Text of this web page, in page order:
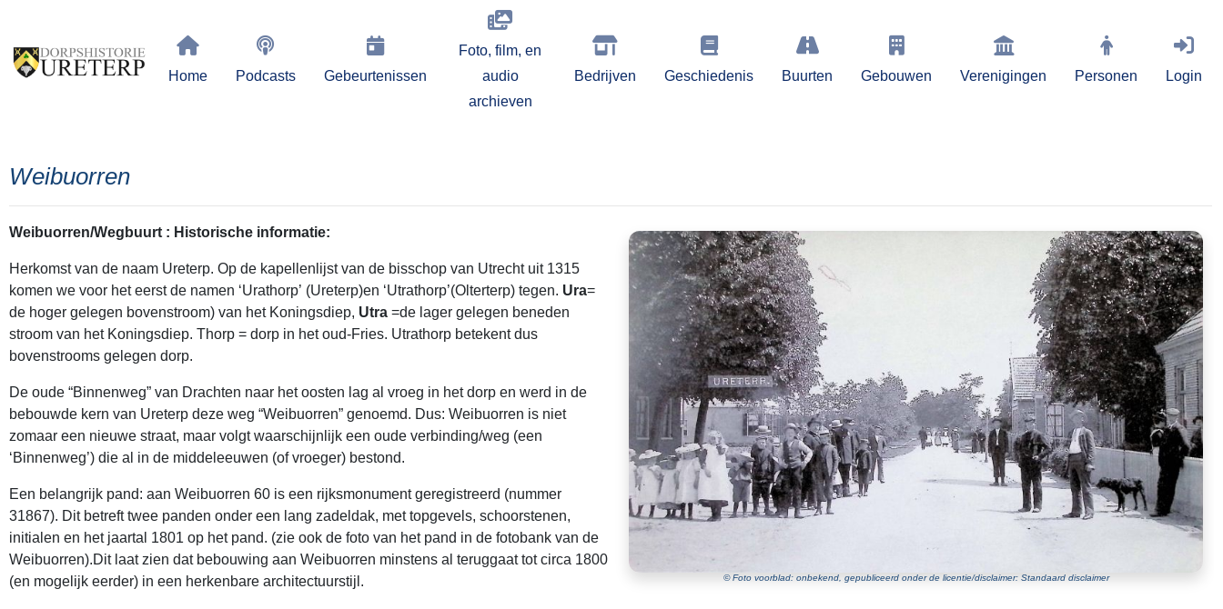
Home Podcasts Gebeurtenissen
Foto, film, en
audio
archieven
Bedrijven Geschiedenis Buurten Gebouwen Verenigingen Personen Login
Weibuorren
© Foto voorblad: onbekend, gepubliceerd onder de licentie/disclaimer: Standaard disclaimer
Weibuorren/Wegbuurt : Historische informatie:
Herkomst van de naam Ureterp. Op de kapellenlijst van de bisschop van Utrecht uit 1315
komen we voor het eerst de namen ‘Urathorp’ (Ureterp)en ‘Utrathorp’(Olterterp) tegen. Ura=
de hoger gelegen bovenstroom) van het Koningsdiep, Utra =de lager gelegen beneden
stroom van het Koningsdiep. Thorp = dorp in het oud-Fries. Utrathorp betekent dus
bovenstrooms gelegen dorp.
De oude “Binnenweg” van Drachten naar het oosten lag al vroeg in het dorp en werd in de
bebouwde kern van Ureterp deze weg “Weibuorren” genoemd. Dus: Weibuorren is niet
zomaar een nieuwe straat, maar volgt waarschijnlijk een oude verbinding/weg (een
‘Binnenweg’) die al in de middeleeuwen (of vroeger) bestond.
Een belangrijk pand: aan Weibuorren 60 is een rijksmonument geregistreerd (nummer
31867). Dit betreft twee panden onder een lang zadeldak, met topgevels, schoorstenen,
initialen en het jaartal 1801 op het pand. (zie ook de foto van het pand in de fotobank van de
Weibuorren).Dit laat zien dat bebouwing aan Weibuorren minstens al teruggaat tot circa 1800
(en mogelijk eerder) in een herkenbare architectuurstijl.